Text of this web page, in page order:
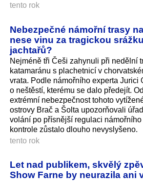
tento rok
Nebezpečné námořní trasy
nese vinu za tragickou
jachtařů?
Nejméně tři Češi zahynuli při nedělní
katamaránu s plachetnicí v
vrata. Podle námořního experta Jurici
o neštěstí, kterému se dalo předejít.
extrémní nebezpečnost tohoto
ostrovy Brač a Šolta upozorňovali
volání po přísnější regulaci
kontrole zůstalo dlouho nevyslyšeno.
tento rok
Let nad publikem, skvělý
Show Farne by neurazila ani